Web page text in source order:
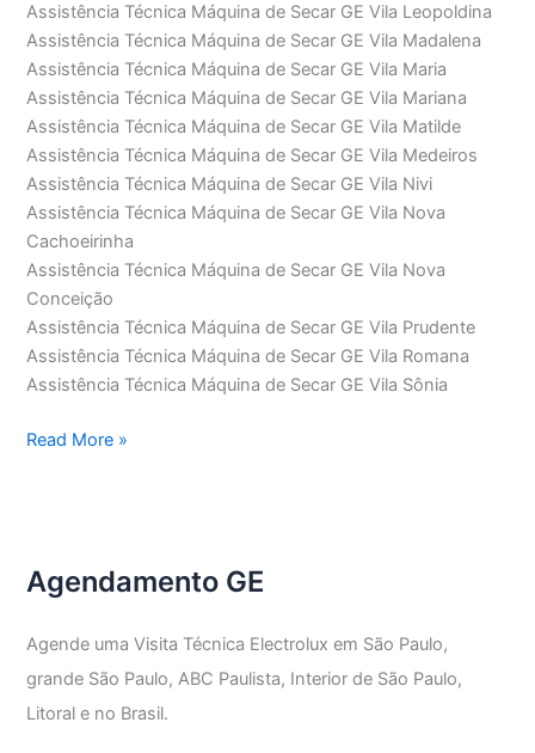
Assistência Técnica Máquina de Secar GE Vila Leopoldina
Assistência Técnica Máquina de Secar GE Vila Madalena
Assistência Técnica Máquina de Secar GE Vila Maria
Assistência Técnica Máquina de Secar GE Vila Mariana
Assistência Técnica Máquina de Secar GE Vila Matilde
Assistência Técnica Máquina de Secar GE Vila Medeiros
Assistência Técnica Máquina de Secar GE Vila Nivi
Assistência Técnica Máquina de Secar GE Vila Nova
Cachoeirinha
Assistência Técnica Máquina de Secar GE Vila Nova
Conceição
Assistência Técnica Máquina de Secar GE Vila Prudente
Assistência Técnica Máquina de Secar GE Vila Romana
Assistência Técnica Máquina de Secar GE Vila Sônia
Assistência
GE
Read More »
Agendamento GE
Agende uma Visita Técnica Electrolux em São Paulo,
grande São Paulo, ABC Paulista, Interior de São Paulo,
Litoral e no Brasil.